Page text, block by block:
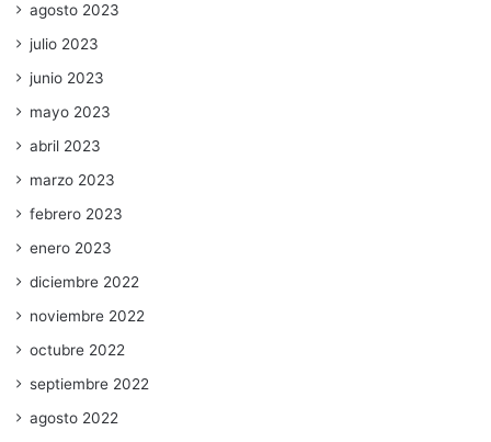
agosto 2023
julio 2023
junio 2023
mayo 2023
abril 2023
marzo 2023
febrero 2023
enero 2023
diciembre 2022
noviembre 2022
octubre 2022
septiembre 2022
agosto 2022